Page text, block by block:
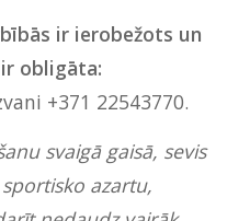
ir ierobežots un
obligāta:
+371 22543770.
svaigā gaisā, sevis
azartu,